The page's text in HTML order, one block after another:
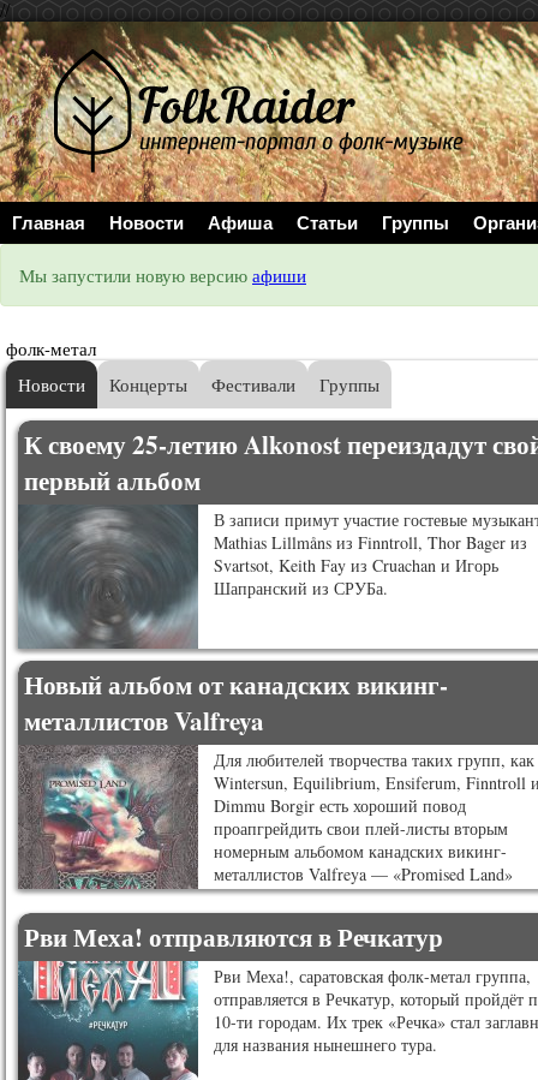
//
Главная Новости Афиша Статьи Группы
Мы запустили новую версию афиши
фолк-метал
Новости
Концерты Фестивали Группы
К своему 25-летию Alkonost переиздадут
первый альбом
В записи примут участие гостевые
Mathias Lillmåns из Finntroll, Thor Bager из
Svartsot, Keith Fay из Cruachan и Игорь
Шапранский из СРУБа.
Новый альбом от канадских викинг-
металлистов Valfreya
Для любителей творчества таких групп, как
Wintersun, Equilibrium, Ensiferum, Finntroll
Dimmu Borgir есть хороший повод
проапгрейдить свои плей-листы вторым
номерным альбомом канадских викинг-
металлистов Valfreya — «Promised Land»
Рви Меха! отправляются в Речкатур
Рви Меха!, саратовская фолк-метал группа,
отправляется в Речкатур, который пройдёт
10-ти городам. Их трек «Речка» стал
для названия нынешнего тура.